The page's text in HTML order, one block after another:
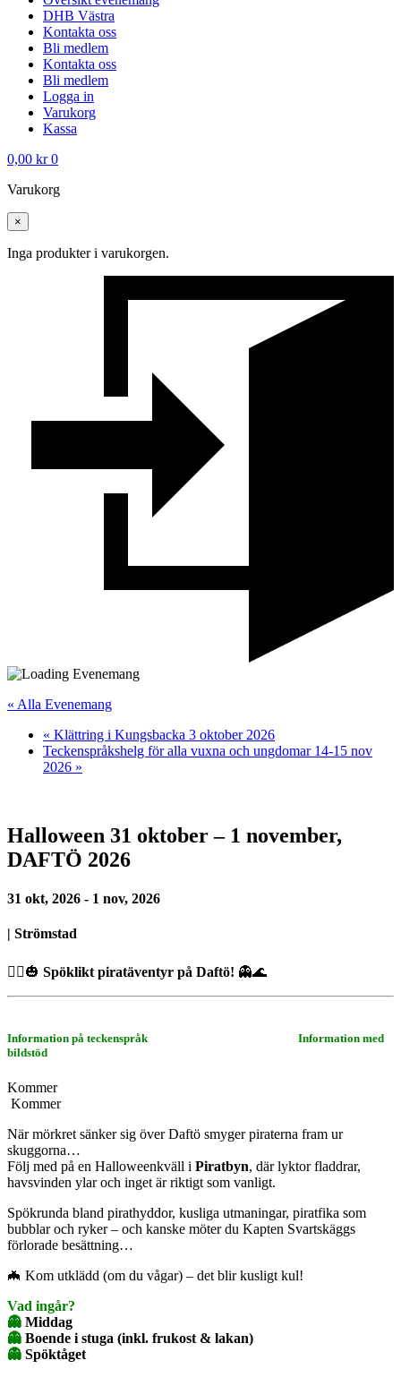
DHB Västra
Kontakta oss
Bli medlem
Kontakta oss
Bli medlem
Logga in
Varukorg
Kassa
0,00 kr 0
Varukorg
×
Inga produkter i varukorgen.
« Alla Evenemang
« Klättring i Kungsbacka 3 oktober 2026
Teckenspråkshelg för alla vuxna och ungdomar 14-15 nov
2026 »
Halloween 31 oktober – 1 november,
DAFTÖ 2026
31 okt, 2026 - 1 nov, 2026
| Strömstad
🏴‍☠️🎃 Spöklikt piratäventyr på Daftö! 👻🌊
Information på teckenspråk Information med
bildstöd
Kommer
Kommer
När mörkret sänker sig över Daftö smyger piraterna fram ur
skuggorna…
Följ med på en Halloweenkväll i Piratbyn, där lyktor fladdrar,
havsvinden ylar och inget är riktigt som vanligt.
Spökrunda bland pirathyddor, kusliga utmaningar, piratfika som
bubblar och ryker – och kanske möter du Kapten Svartskäggs
förlorade besättning…
🦇 Kom utklädd (om du vågar) – det blir kusligt kul!
Vad ingår?
👻 Middag
👻 Boende i stuga (inkl. frukost & lakan)
👻 Spöktåget